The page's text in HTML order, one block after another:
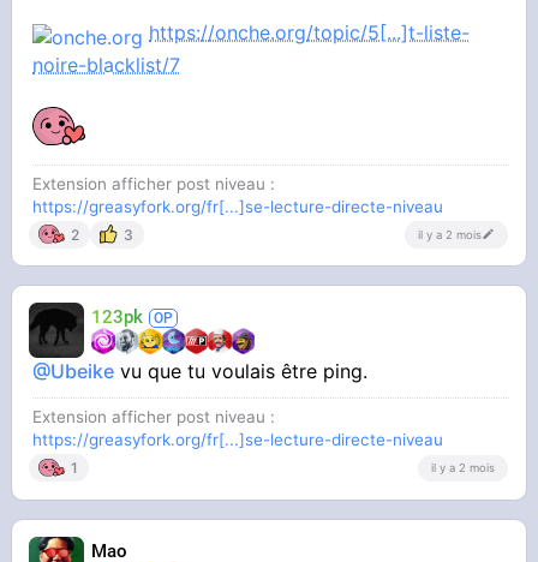
https://onche.org/topic/5[...]t-liste-
noire-blacklist/7
Extension afficher post niveau :
https://greasyfork.org/fr[...]se-lecture-directe-niveau
2 3 il y a 2 mois
123pk
@Ubeike vu que tu voulais être ping.
Extension afficher post niveau :
https://greasyfork.org/fr[...]se-lecture-directe-niveau
1 il y a 2 mois
Mao